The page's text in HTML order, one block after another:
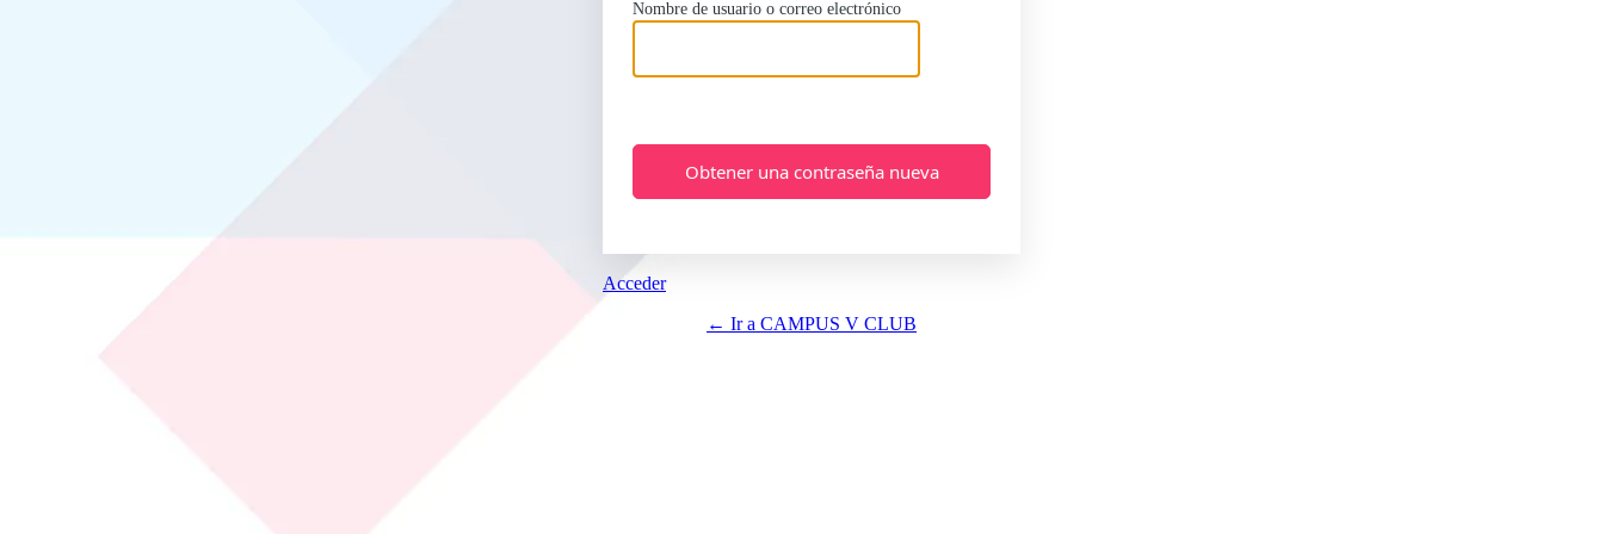
Nombre de usuario o correo electrónico
Acceder
← Ir a CAMPUS V CLUB